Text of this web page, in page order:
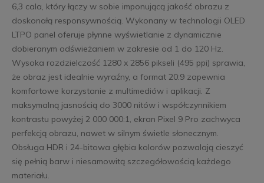
6,3 cala, który łączy w sobie imponującą jakość obrazu z
doskonałą responsywnością. Wykonany w technologii OLED
LTPO panel oferuje płynne wyświetlanie z dynamicznie
dobieranym odświeżaniem w zakresie od 1 do 120 Hz.
Wysoka rozdzielczość 1280 x 2856 pikseli (495 ppi) sprawia,
że obraz jest idealnie wyraźny, a format 20:9 zapewnia
komfortowe korzystanie z multimediów i aplikacji. Z
maksymalną jasnością do 3000 nitów i współczynnikiem
kontrastu powyżej 2 000 000:1, ekran Pixel 9 Pro zachwyca
perfekcją obrazu, nawet w silnym świetle słonecznym.
Obsługa HDR i 24-bitowa głębia kolorów pozwalają cieszyć
się pełnią barw i niesamowitą szczegółowością każdego
materiału.